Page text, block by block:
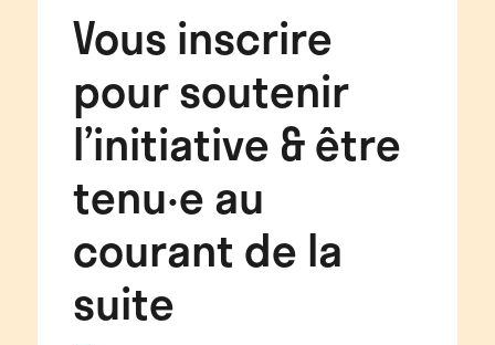
Vous inscrire
pour soutenir
l’initiative & être
tenu·e au
courant de la
suite